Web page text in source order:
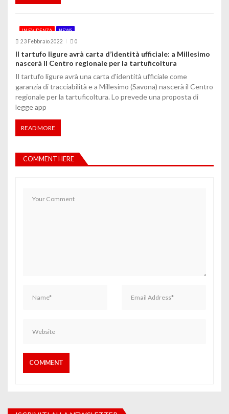
IN EVIDENZA NEWS
23 Febbraio 2022 0
Il tartufo ligure avrà carta d’identità ufficiale: a Millesimo
nascerà il Centro regionale per la tartuficoltura
Il tartufo ligure avrà una carta d'identità ufficiale come
garanzia di tracciabilità e a Millesimo (Savona) nascerà il Centro
regionale per la tartuficoltura. Lo prevede una proposta di
legge app
READ MORE
COMMENT HERE